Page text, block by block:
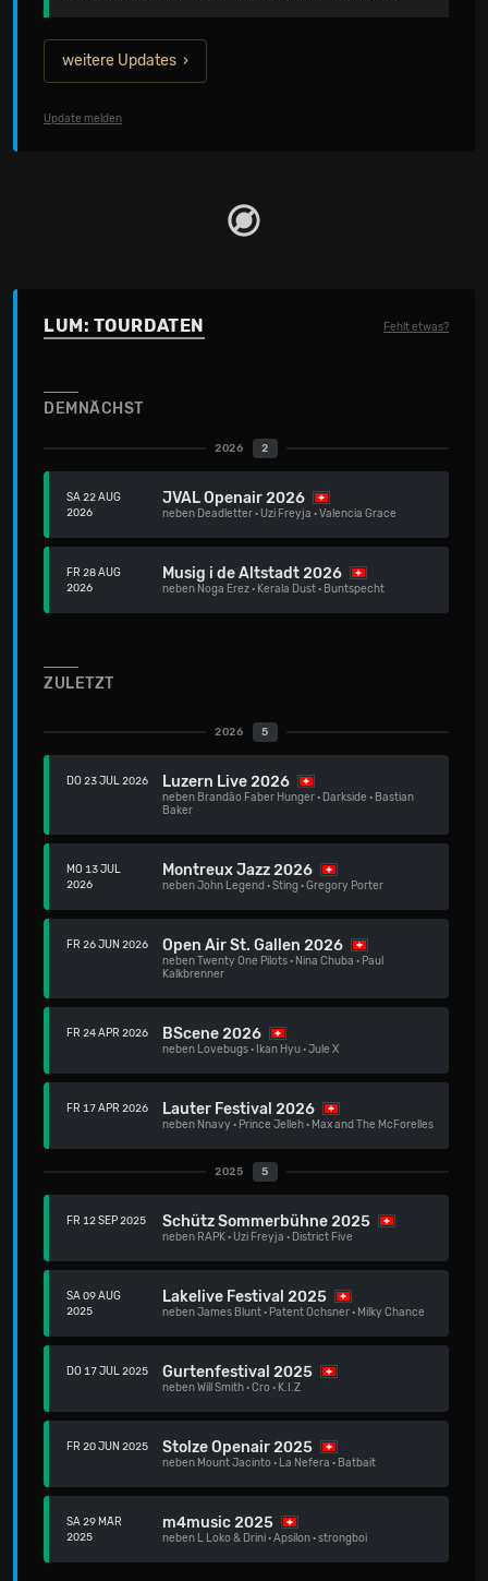
weitere Updates
Update melden
LUM: TOURDATEN Fehlt etwas?
DEMNÄCHST
2026 2
SA 22 AUG
2026
JVAL Openair 2026
neben Deadletter· Uzi Freyja ·Valencia Grace
FR 28 AUG
2026
Musig i de Altstadt 2026
neben Noga Erez· Kerala Dust· Buntspecht
ZULETZT
2026 5
DO 23 JUL 2026 Luzern Live 2026
neben Brandão Faber Hunger· Darkside · Bastian
Baker
MO 13 JUL
2026
Montreux Jazz 2026
nebenJohn Legend ·Sting·Gregory Porter
FR 26 JUN 2026 Open Air St. Gallen 2026
nebenTwenty One Pilots· Nina Chuba · Paul
Kalkbrenner
FR 24 APR 2026 BScene 2026
neben Lovebugs· Ikan Hyu·Jule X
FR 17 APR 2026 Lauter Festival 2026
neben Nnavy · Prince Jelleh· Max and The McForelles
2025 5
FR 12 SEP 2025 Schütz Sommerbühne 2025
neben RAPK· Uzi Freyja · District Five
SA 09 AUG
2025
Lakelive Festival 2025
nebenJames Blunt· Patent Ochsner· Milky Chance
DO 17 JUL 2025 Gurtenfestival 2025
nebenWill Smith·Cro · K.I.Z
FR 20 JUN 2025 Stolze Openair 2025
neben Mount Jacinto · La Nefera · Batbait
SA 29 MÄR
2025
m4music 2025
neben L Loko & Drini·Apsilon·strongboi